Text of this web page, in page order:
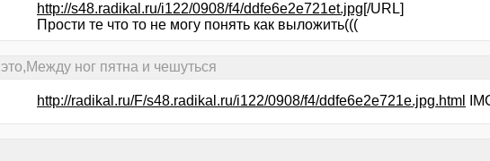
http://s48.radikal.ru/i122/0908/f4/ddfe6e2e721et.jpg[/URL]
Прости те что то не могу понять как выложить(((
ног пятна и чешуться
http://radikal.ru/F/s48.radikal.ru/i122/0908/f4/ddfe6e2e721e.jpg.html